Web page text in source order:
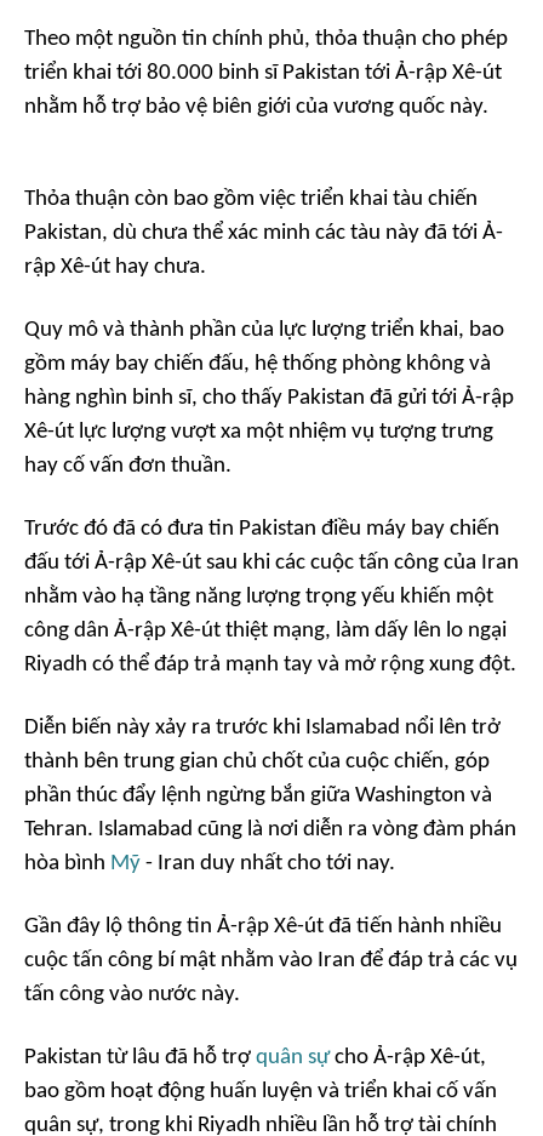
Theo một nguồn tin chính phủ, thỏa thuận cho phép
triển khai tới 80.000 binh sĩ Pakistan tới Ả-rập Xê-út
nhằm hỗ trợ bảo vệ biên giới của vương quốc này.
Thỏa thuận còn bao gồm việc triển khai tàu chiến
Pakistan, dù chưa thể xác minh các tàu này đã tới Ả-
rập Xê-út hay chưa.
Quy mô và thành phần của lực lượng triển khai, bao
gồm máy bay chiến đấu, hệ thống phòng không và
hàng nghìn binh sĩ, cho thấy Pakistan đã gửi tới Ả-rập
Xê-út lực lượng vượt xa một nhiệm vụ tượng trưng
hay cố vấn đơn thuần.
Trước đó đã có đưa tin Pakistan điều máy bay chiến
đấu tới Ả-rập Xê-út sau khi các cuộc tấn công của Iran
nhằm vào hạ tầng năng lượng trọng yếu khiến một
công dân Ả-rập Xê-út thiệt mạng, làm dấy lên lo ngại
Riyadh có thể đáp trả mạnh tay và mở rộng xung đột.
Diễn biến này xảy ra trước khi Islamabad nổi lên trở
thành bên trung gian chủ chốt của cuộc chiến, góp
phần thúc đẩy lệnh ngừng bắn giữa Washington và
Tehran. Islamabad cũng là nơi diễn ra vòng đàm phán
hòa bình Mỹ - Iran duy nhất cho tới nay.
Gần đây lộ thông tin Ả-rập Xê-út đã tiến hành nhiều
cuộc tấn công bí mật nhằm vào Iran để đáp trả các vụ
tấn công vào nước này.
Pakistan từ lâu đã hỗ trợ quân sựcho Ả-rập Xê-út,
bao gồm hoạt động huấn luyện và triển khai cố vấn
quân sự, trong khi Riyadh nhiều lần hỗ trợ tài chính